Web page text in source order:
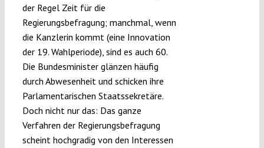
der Regel Zeit für die
Regierungsbefragung; manchmal, wenn
die Kanzlerin kommt (eine Innovation
der 19. Wahlperiode), sind es auch 60.
Die Bundesminister glänzen häufig
durch Abwesenheit und schicken ihre
Parlamentarischen Staatssekretäre.
Doch nicht nur das: Das ganze
Verfahren der Regierungsbefragung
scheint hochgradig von den Interessen